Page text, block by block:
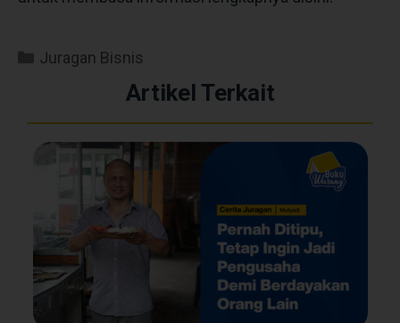
Juragan Bisnis
Artikel Terkait